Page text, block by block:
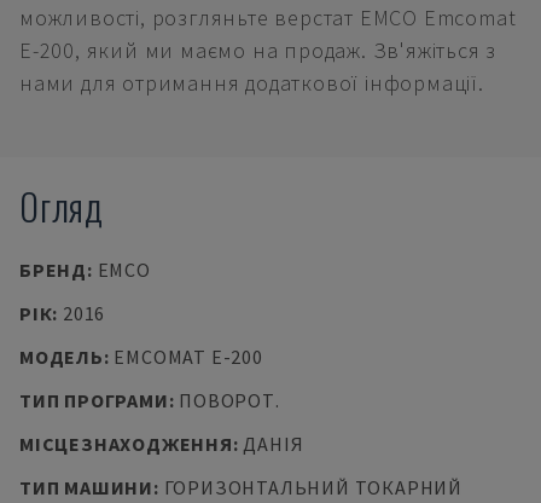
можливості, розгляньте верстат EMCO Emcomat
E-200, який ми маємо на продаж. Зв'яжіться з
нами для отримання додаткової інформації.
Огляд
БРЕНД: EMCO
РІК: 2016
МОДЕЛЬ: EMCOMAT E-200
ТИП ПРОГРАМИ: ПОВОРОТ.
МІСЦЕЗНАХОДЖЕННЯ:ДАНІЯ
ТИП МАШИНИ: ГОРИЗОНТАЛЬНИЙ ТОКАРНИЙ